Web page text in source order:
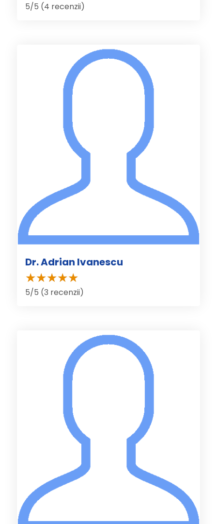
5/5 (4 recenzii)
Dr. Adrian Ivanescu
5/5 (3 recenzii)